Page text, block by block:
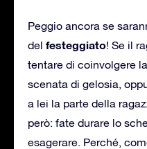
Peggio ancora se
del festeggiato! Se il
tentare di coinvolgere
scenata di gelosia,
a lei la parte della
però: fate durare lo
esagerare. Perché,